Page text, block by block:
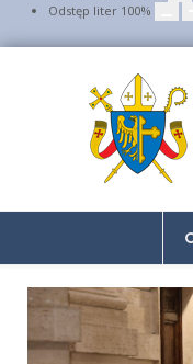
Odstęp liter 100%